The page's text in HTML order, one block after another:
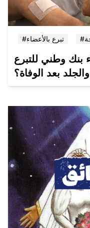
#تبرع بالأعضاء
بنك وطني للتبرع
بعد الوفاة؟